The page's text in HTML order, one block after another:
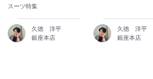
スーツ特集
久徳 洋平
銀座本店
久徳 洋平
銀座本店